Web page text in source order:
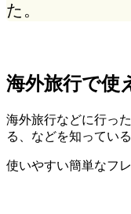
た。
海外旅行で使
海外旅行などに行っ
る、などを知ってい
使いやすい簡単なフ